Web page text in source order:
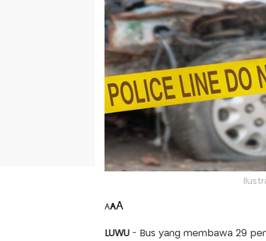
AAA
LUWU - Bus yang membawa 29